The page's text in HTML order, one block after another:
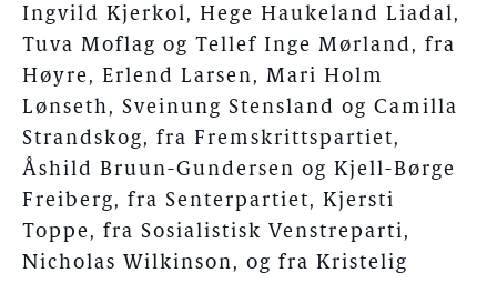
Ingvild Kjerkol, Hege Haukeland Liadal,
Tuva Moflag og Tellef Inge Mørland, fra
Høyre, Erlend Larsen, Mari Holm
Lønseth, Sveinung Stensland og Camilla
Strandskog, fra Fremskrittspartiet,
Åshild Bruun-Gundersen og Kjell-Børge
Freiberg, fra Senterpartiet, Kjersti
Toppe, fra Sosialistisk Venstreparti,
Nicholas Wilkinson, og fra Kristelig